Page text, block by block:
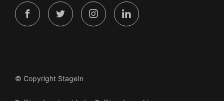
© Copyright StageIn